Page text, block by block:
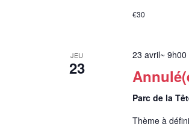
€30
JEU
23
23 avril~ 9h00
Parc de la
Thème à